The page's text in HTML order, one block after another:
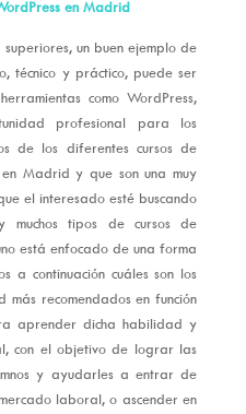
en Madrid
un buen ejemplo de
técnico y práctico, puede ser
como WordPress,
profesional para los
de los diferentes cursos de
en Madrid y que son una muy
el interesado esté buscando
tipos de cursos de
está enfocado de una forma
a continuación cuáles son los
más recomendados en función
aprender dicha habilidad y
con el objetivo de lograr las
y ayudarles a entrar de
laboral, o ascender en